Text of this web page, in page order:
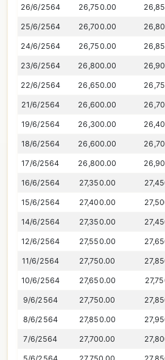
26/6/2564 26,750.00
25/6/2564 26,700.00
24/6/2564 26,750.00
23/6/2564 26,800.00
22/6/2564 26,650.00
21/6/2564 26,600.00
19/6/2564 26,300.00
18/6/2564 26,600.00
17/6/2564 26,800.00
16/6/2564 27,350.00
15/6/2564 27,400.00
14/6/2564 27,350.00
12/6/2564 27,550.00
11/6/2564 27,750.00
10/6/2564 27,650.00
9/6/2564 27,750.00
8/6/2564 27,850.00
7/6/2564 27,700.00